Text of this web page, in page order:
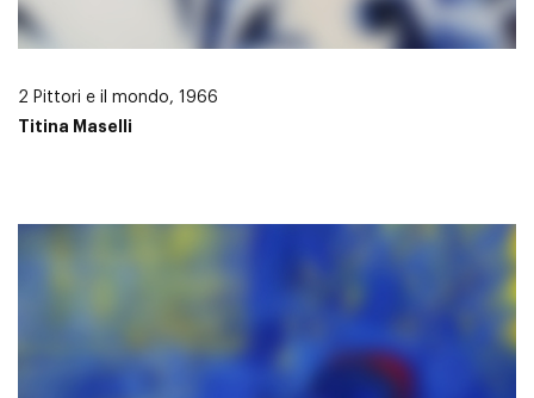
2 Pittori e il mondo, 1966
Titina Maselli